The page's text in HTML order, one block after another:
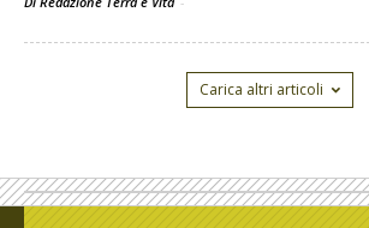
Carica altri articoli